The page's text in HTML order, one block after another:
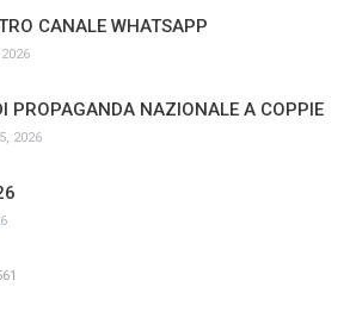
CANALE WHATSAPP
PROPAGANDA NAZIONALE A COPPIE
2026